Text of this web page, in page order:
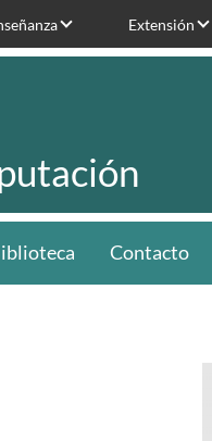
Extensión
Contacto